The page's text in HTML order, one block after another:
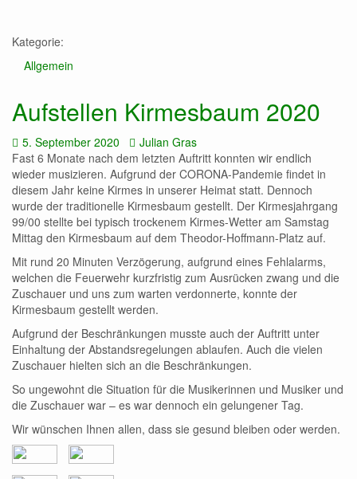
Kategorie:
Allgemein
Aufstellen Kirmesbaum 2020
Datum:
5. September 2020 Autor:
Julian Gras
Fast 6 Monate nach dem letzten Auftritt konnten wir endlich
wieder musizieren. Aufgrund der CORONA-Pandemie findet in
diesem Jahr keine Kirmes in unserer Heimat statt. Dennoch
wurde der traditionelle Kirmesbaum gestellt. Der Kirmesjahrgang
99/00 stellte bei typisch trockenem Kirmes-Wetter am Samstag
Mittag den Kirmesbaum auf dem Theodor-Hoffmann-Platz auf.
Mit rund 20 Minuten Verzögerung, aufgrund eines Fehlalarms,
welchen die Feuerwehr kurzfristig zum Ausrücken zwang und die
Zuschauer und uns zum warten verdonnerte, konnte der
Kirmesbaum gestellt werden.
Aufgrund der Beschränkungen musste auch der Auftritt unter
Einhaltung der Abstandsregelungen ablaufen. Auch die vielen
Zuschauer hielten sich an die Beschränkungen.
So ungewohnt die Situation für die Musikerinnen und Musiker und
die Zuschauer war – es war dennoch ein gelungener Tag.
Wir wünschen Ihnen allen, dass sie gesund bleiben oder werden.